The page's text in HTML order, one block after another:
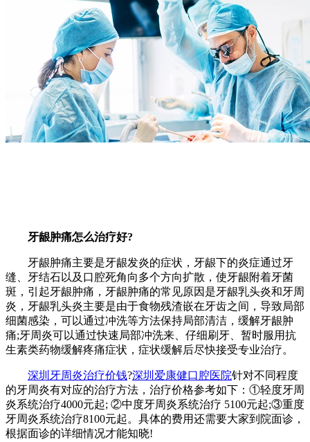
牙龈肿痛怎么治疗好?
牙龈肿痛主要是牙龈发炎的症状，牙龈下的炎症通过牙
缝、牙结石以及口腔死角向多个方向扩散，使牙龈附着牙菌
斑，引起牙龈肿痛，牙龈肿痛的常见原因是牙龈乳头炎和牙周
炎，牙龈乳头炎主要是由于食物残渣嵌在牙齿之间，导致局部
细菌感染，可以通过冲洗等方法保持局部清洁，缓解牙龈肿
痛;牙周炎可以通过快速局部冲洗来、仔细刷牙、暂时服用抗
生素类药物缓解疼痛症状，症状缓解后尽快接受专业治疗。
深圳牙周炎治疗价钱?深圳爱康健口腔医院针对不同程度
的牙周炎有对应的治疗方法，治疗价格参考如下：①轻度牙周
炎系统治疗4000元起; ②中度牙周炎系统治疗 5100元起;③重度
牙周炎系统治疗8100元起。具体的费用还需要大家到院面诊，
根据面诊的详细情况才能知晓!